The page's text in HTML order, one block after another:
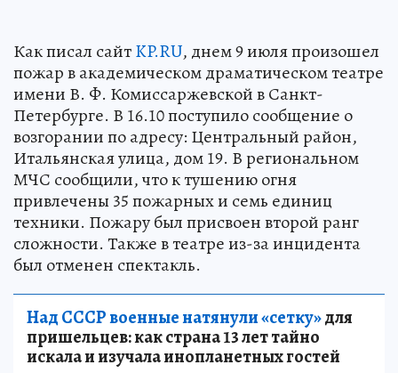
Как писал сайтKP.RU, днем 9 июля произошел
пожар в академическом драматическом театре
имени В. Ф. Комиссаржевской в Санкт-
Петербурге. В 16.10 поступило сообщение о
возгорании по адресу: Центральный район,
Итальянская улица, дом 19. В региональном
МЧС сообщили, что к тушению огня
привлечены 35 пожарных и семь единиц
техники. Пожару был присвоен второй ранг
сложности. Также в театре из-за инцидента
был отменен спектакль.
Над СССР военные натянули «сетку»для
пришельцев: как страна 13 лет тайно
искала и изучала инопланетных гостей